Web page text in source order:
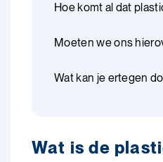
Hoe komt al dat
Moeten we ons
Wat kan je ertegen
Wat is de